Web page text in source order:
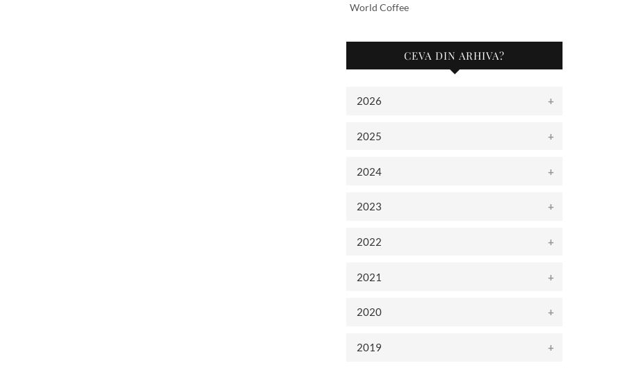
World Coffee
CEVA DIN ARHIVA?
2026
2025
2024
2023
2022
2021
2020
2019